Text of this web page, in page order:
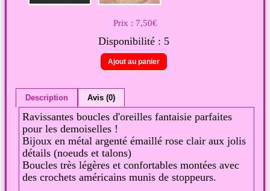
Prix : 7,50€
Disponibilité : 5
Description Avis (0)
Ravissantes boucles d'oreilles fantaisie parfaites
pour les demoiselles !
Bijoux en métal argenté émaillé rose clair aux jolis
détails (noeuds et talons)
Boucles très légères et confortables montées avec
des crochets américains munis de stoppeurs.